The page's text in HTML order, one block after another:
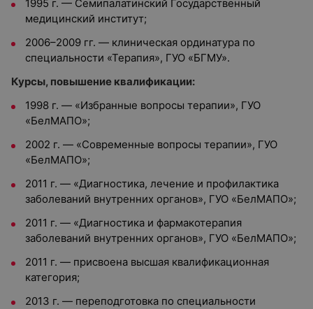
1995 г. — Семипалатинский Государственный
медицинский институт;
2006–2009 гг. — клиническая ординатура по
специальности «Терапия», ГУО «БГМУ».
Курсы, повышение квалификации:
1998 г. — «Избранные вопросы терапии», ГУО
«БелМАПО»;
2002 г. — «Современные вопросы терапии», ГУО
«БелМАПО»;
2011 г. — «Диагностика, лечение и профилактика
заболеваний внутренних органов», ГУО «БелМАПО»;
2011 г. — «Диагностика и фармакотерапия
заболеваний внутренних органов», ГУО «БелМАПО»;
2011 г. — присвоена высшая квалификационная
категория;
2013 г. — переподготовка по специальности